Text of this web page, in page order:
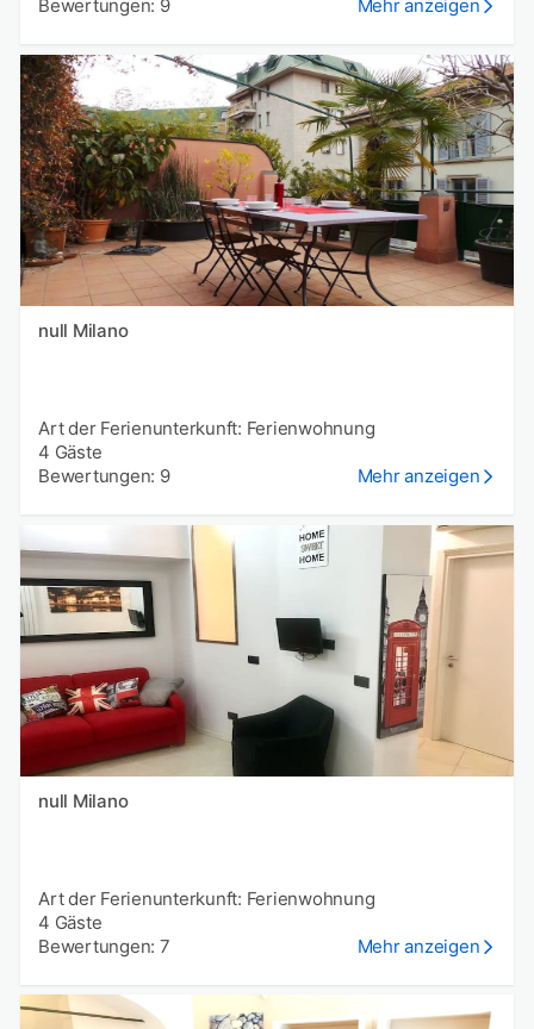
Bewertungen: 9
Mehr anzeigen
null Milano
Art der Ferienunterkunft: Ferienwohnung
4 Gäste
Bewertungen: 9
Mehr anzeigen
null Milano
Art der Ferienunterkunft: Ferienwohnung
4 Gäste
Bewertungen: 7
Mehr anzeigen